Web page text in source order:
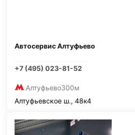
Автосервис Алтуфьево
+7 (495) 023-81-52
Алтуфьево300м
Алтуфьевское ш., 48к4